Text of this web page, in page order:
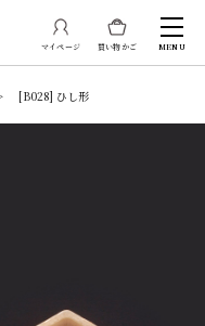
買い物かご
マイページ MENU
[B028] ひし形